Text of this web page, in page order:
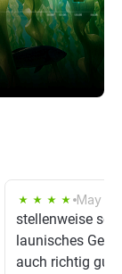
May
stellenweise
launisches
auch richtig gut